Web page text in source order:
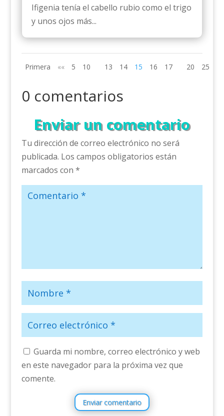
Ifigenia tenía el cabello rubio como el trigo
y unos ojos más...
Primera «« 5 10 13 14 15 16 17 20 25
0 comentarios
Enviar un comentario
Tu dirección de correo electrónico no será
publicada. Los campos obligatorios están
marcados con *
Guarda mi nombre, correo electrónico y web
en este navegador para la próxima vez que
comente.
Enviar comentario